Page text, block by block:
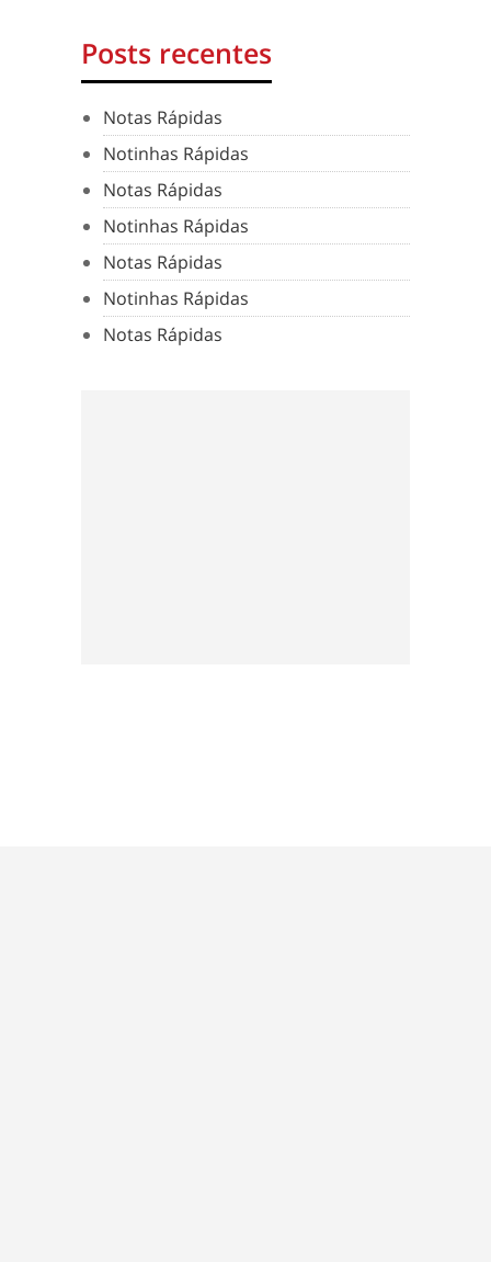
Posts recentes
Notas Rápidas
Notinhas Rápidas
Notas Rápidas
Notinhas Rápidas
Notas Rápidas
Notinhas Rápidas
Notas Rápidas